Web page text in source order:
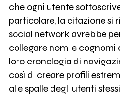
che ogni utente
particolare, la citazione si
social network avrebbe
collegare nomi e cognomi
loro cronologia di
così di creare profili
alle spalle degli utenti